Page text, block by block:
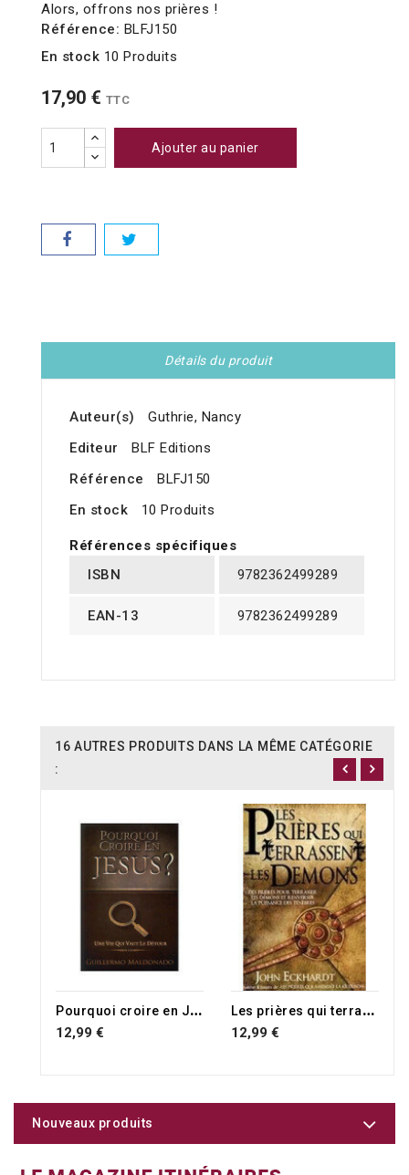
Alors, offrons nos prières !
Référence: BLFJ150
En stock 10 Produits
17,90 € TTC
Ajouter au panier
Détails du produit
Auteur(s)
Guthrie, Nancy
Editeur
BLF Editions
Référence
BLFJ150
En stock
10 Produits
Références spécifiques
ISBN
9782362499289
EAN-13 9782362499289
16 AUTRES PRODUITS DANS LA MÊME CATÉGORIE
:
P
ourquoi croire en Jésus ?
12,99 €
L
es prières qui terrassent les démons
12,99 €
Nouveaux produits